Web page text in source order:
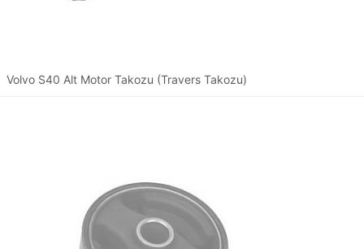
Volvo S40 Alt Motor Takozu (Travers Takozu)